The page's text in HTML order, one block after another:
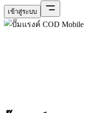
เข้าสู่ระบบ